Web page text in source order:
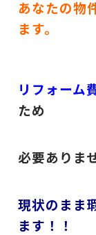
あなたの物
ます。
リフォーム
ため
必要ありま
現状のまま
ます！！